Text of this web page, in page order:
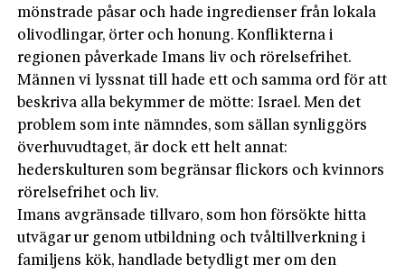
mönstrade påsar och hade ingredienser från lokala
olivodlingar, örter och honung. Konflikterna i
regionen påverkade Imans liv och rörelsefrihet.
Männen vi lyssnat till hade ett och samma ord för att
beskriva alla bekymmer de mötte: Israel. Men det
problem som inte nämndes, som sällan synliggörs
överhuvudtaget, är dock ett helt annat:
hederskulturen som begränsar flickors och kvinnors
rörelsefrihet och liv.
Imans avgränsade tillvaro, som hon försökte hitta
utvägar ur genom utbildning och tvåltillverkning i
familjens kök, handlade betydligt mer om den